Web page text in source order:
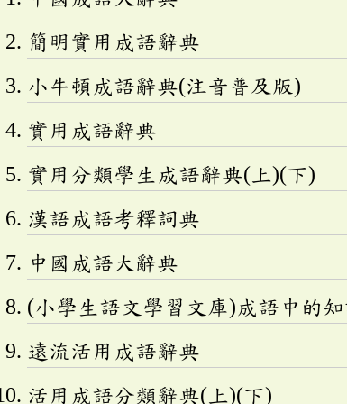
簡明實用成語辭典
小牛頓成語辭典(注音普及版)
實用成語辭典
實用分類學生成語辭典(上)(下)
漢語成語考釋詞典
中國成語大辭典
(小學生語文學習文庫)成語中的
遠流活用成語辭典
活用成語分類辭典(上)(下)